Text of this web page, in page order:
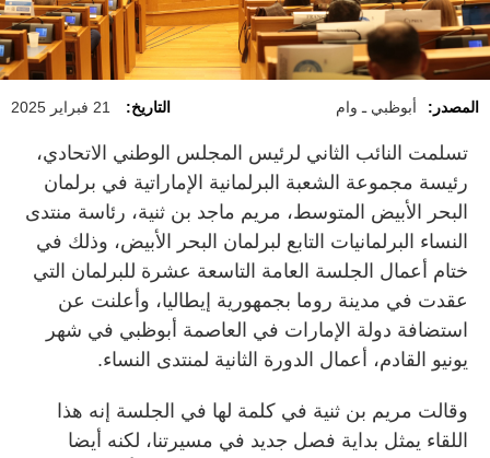
المصدر: أبوظبي ـ وام التاريخ: 21 فبراير 2025
تسلمت النائب الثاني لرئيس المجلس الوطني الاتحادي،
رئيسة مجموعة الشعبة البرلمانية الإماراتية في برلمان
البحر الأبيض المتوسط، مريم ماجد بن ثنية، رئاسة منتدى
النساء البرلمانيات التابع لبرلمان البحر الأبيض، وذلك في
ختام أعمال الجلسة العامة التاسعة عشرة للبرلمان التي
عقدت في مدينة روما بجمهورية إيطاليا، وأعلنت عن
استضافة دولة الإمارات في العاصمة أبوظبي في شهر
يونيو القادم، أعمال الدورة الثانية لمنتدى النساء.
وقالت مريم بن ثنية في كلمة لها في الجلسة إنه هذا
اللقاء يمثل بداية فصل جديد في مسيرتنا، لكنه أيضا